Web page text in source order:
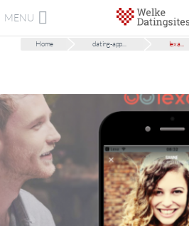
MENU
Home dating-app... lexa...